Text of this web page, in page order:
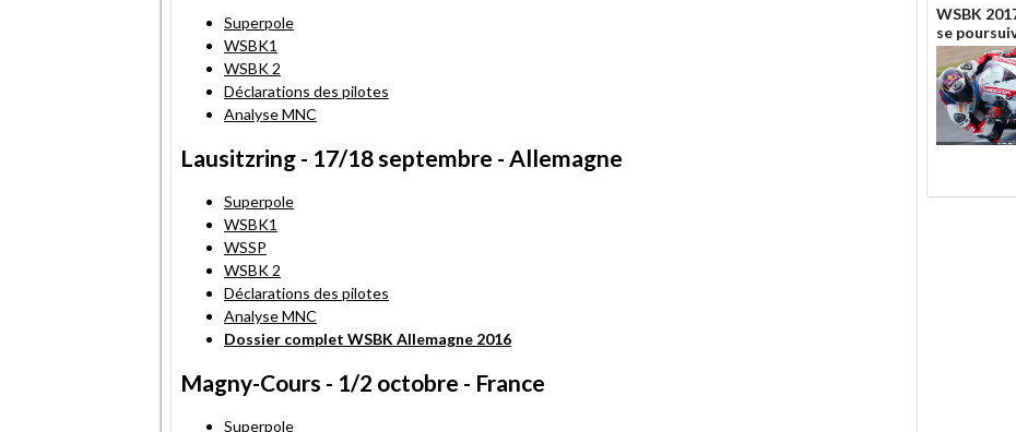
Superpole
WSBK1
WSBK 2
Déclarations des pilotes
Analyse MNC
Lausitzring - 17/18 septembre - Allemagne
Superpole
WSBK1
WSSP
WSBK 2
Déclarations des pilotes
Analyse MNC
Dossier complet WSBK Allemagne 2016
Magny-Cours - 1/2 octobre - France
Superpole
WSBK
se